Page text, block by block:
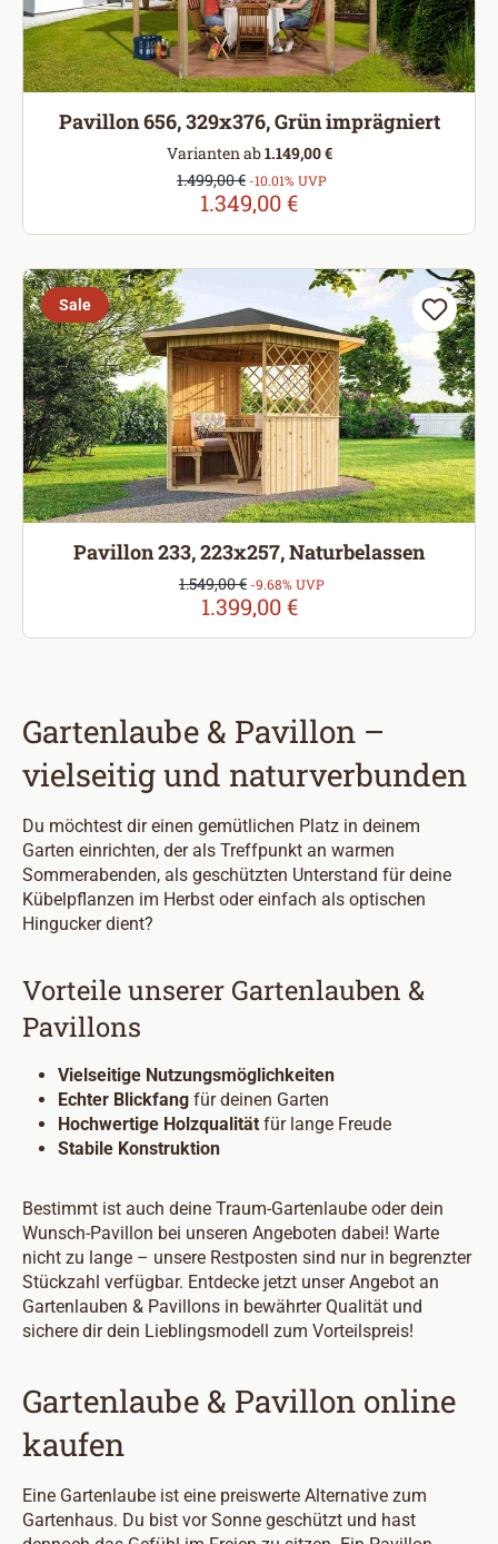
Pavillon 656, 329x376, Grün imprägniert
Varianten ab1.149,00 €
Verkaufspreis:
1.349,00 €
Regulärer Preis:
1.499,00 € -10.01% UVP
Sale
Pavillon 233, 223x257, Naturbelassen
Verkaufspreis:
1.399,00 €
Regulärer Preis:
1.549,00 € -9.68% UVP
Gartenlaube & Pavillon –
vielseitig und naturverbunden
Du möchtest dir einen gemütlichen Platz in deinem
Garten einrichten, der als Treffpunkt an warmen
Sommerabenden, als geschützten Unterstand für deine
Kübelpflanzen im Herbst oder einfach als optischen
Hingucker dient?
Vorteile unserer Gartenlauben &
Pavillons
Vielseitige Nutzungsmöglichkeiten
Echter Blickfang für deinen Garten
Hochwertige Holzqualität für lange Freude
Stabile Konstruktion
Bestimmt ist auch deine Traum-Gartenlaube oder dein
Wunsch-Pavillon bei unseren Angeboten dabei! Warte
nicht zu lange – unsere Restposten sind nur in begrenzter
Stückzahl verfügbar. Entdecke jetzt unser Angebot an
Gartenlauben & Pavillons in bewährter Qualität und
sichere dir dein Lieblingsmodell zum Vorteilspreis!
Gartenlaube & Pavillon online
kaufen
Eine Gartenlaube ist eine preiswerte Alternative zum
Gartenhaus. Du bist vor Sonne geschützt und hast